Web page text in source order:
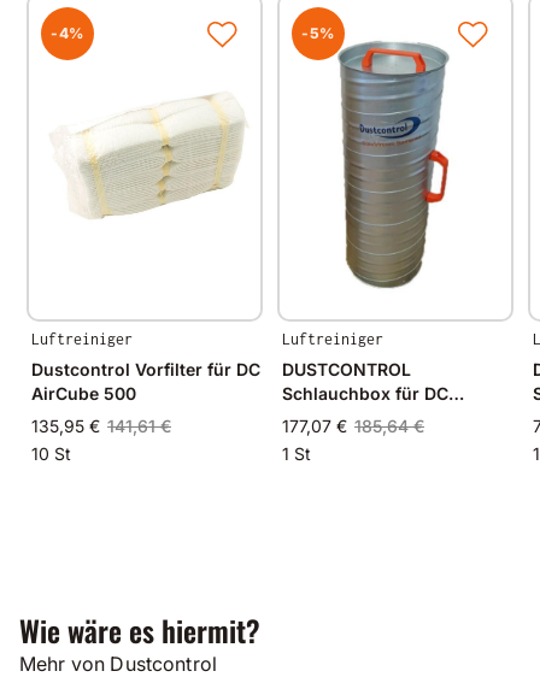
Material
Fläche
0,5 m/2
max. Temperatur
Über DUSTCONTROL DC AirCube
reinigt und filtert hocheffizient die Luft
reduziert Bakterien, Pollen und aerosolgebundene
-4%
Luftreiniger
Dustcontrol Vorfilter für DC
AirCube 500
135,95 € 141,61 €
10 St
-5%
Luftreiniger
DUSTCONTROL
Schlauchbox für DC
AirCube 2000 Ø 355mm
177,07 € 185,64 €
1 St
Wie wäre es hiermit?
Mehr von Dustcontrol